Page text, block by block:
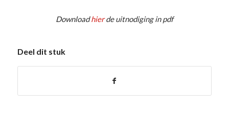
Downloadhierde uitnodiging in pdf
Deel dit stuk